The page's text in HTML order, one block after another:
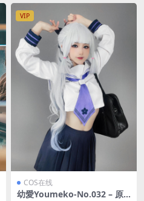
VIP
COS在线
幼愛Youmeko-No.032 – 原